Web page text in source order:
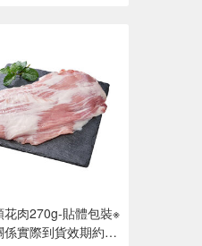
花肉270g-貼體包裝※
係實際到貨效期約2-